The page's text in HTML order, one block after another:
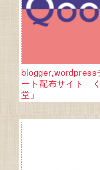
blogger,wordpress
ート配布サイト「
堂」